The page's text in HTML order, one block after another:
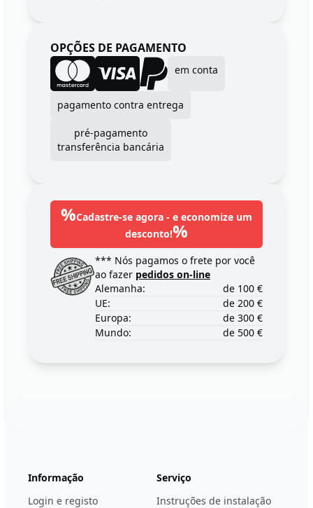
OPÇÕES DE PAGAMENTO
em conta
pagamento contra entrega
pré-pagamento
transferência bancária
%Cadastre-se agora - e economize um
desconto!%
*** Nós pagamos o frete por você
ao fazer pedidos on-line
Alemanha:
de 100 €
UE:
de 200 €
Europa:
de 300 €
Mundo:
de 500 €
Informação
Login e registo
Serviço
Instruções de instalação